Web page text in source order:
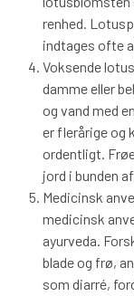
renhed.
indtages ofte
Voksende
damme eller
og vand med
er flerårige og
ordentligt.
jord i bunden
Medicinsk
medicinsk
ayurveda.
blade og frø,
som diarré,